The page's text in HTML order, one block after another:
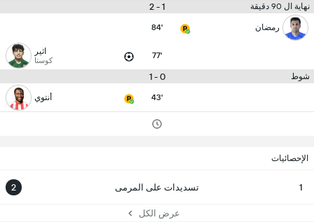
نهاية ال 90 دقيقة 1 - 2
رمضان 84'
77' اثير
كوستا
شوط 0 - 1
43' أنتوي
الإحصائيات
1 تسديدات على المرمى 2
عرض الكل